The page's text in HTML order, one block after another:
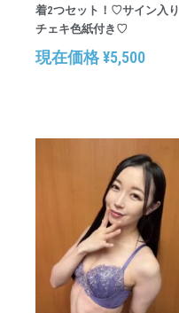
着2つセット！♡サイン入り
チェキ色紙付き♡
現在価格¥5,500